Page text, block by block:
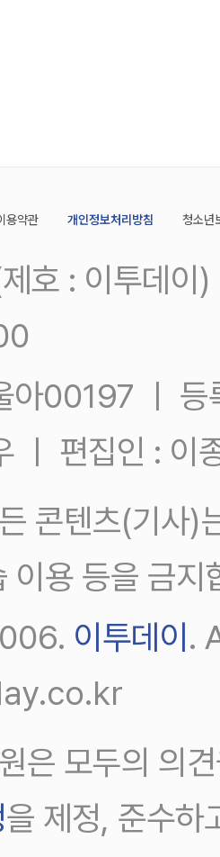
용약관 개인정보처리방침 청소년
호 : 이투데
아00197 ㅣ
ㅣ 편집인 : 이
콘텐츠(기사)
이용 등을 금지
이투데이 .
은 모두의 의
을 제정, 준수하